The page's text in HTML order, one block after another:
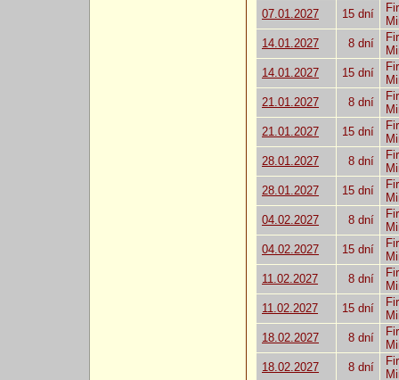
07.01.2027
15 dní
14.01.2027
8 dní
14.01.2027
15 dní
21.01.2027
8 dní
21.01.2027
15 dní
28.01.2027
8 dní
28.01.2027
15 dní
04.02.2027
8 dní
04.02.2027
15 dní
11.02.2027
8 dní
11.02.2027
15 dní
18.02.2027
8 dní
18.02.2027
8 dní